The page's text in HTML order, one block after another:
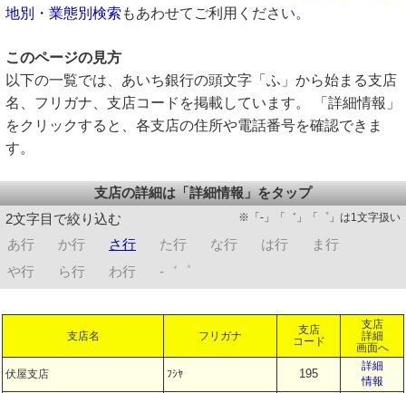
地別・業態別検索 もあわせてご利用ください。
このページの見方
以下の一覧では、あいち銀行の頭文字「ふ」から始まる支店
名、フリガナ、支店コードを掲載しています。 「詳細情報」
をクリックすると、各支店の住所や電話番号を確認できま
す。
支店の詳細は「詳細情報」をタップ
2文字目で絞り込む
※「-」「゛」「゜」は1文字扱い
あ行 か行 さ行 た行 な行 は行
ま行
や行
ら行 わ行 -゛゜
支店名 フリガナ
支店
コード
支店
詳細
画面へ
伏屋支店 ﾌｼﾔ 195
詳細
情報